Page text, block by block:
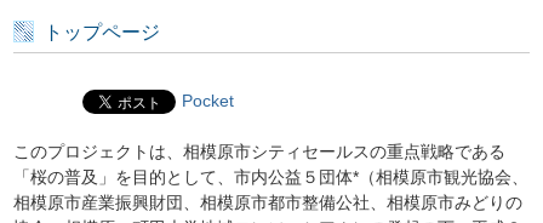
トップページ
Pocket
このプロジェクトは、相模原市シティセールスの重点戦略である
「桜の普及」を目的として、市内公益５団体*（相模原市観光協会、
相模原市産業振興財団、相模原市都市整備公社、相模原市みどりの